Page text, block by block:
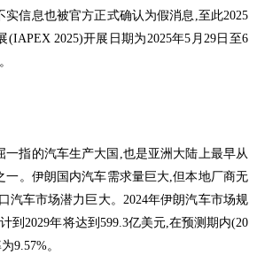
实信息也被官方正式确认为假消息,至此2025
(IAPEX 2025)开展日期为2025年5月29日至6
一指的汽车生产大国,也是亚洲大陆上最早从
一。伊朗国内汽车需求量巨大,但本地厂商无
汽车市场潜力巨大。2024年伊朗汽车市场规
到2029年将达到599.3亿美元,在预测期内(20
9.57%。